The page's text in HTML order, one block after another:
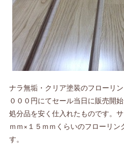
ナラ無垢・クリア塗装のフローリ
０００円にてセール当日に販売開
処分品を安く仕入れたものです。
ｍｍ×１５ｍｍくらいのフローリン
す。